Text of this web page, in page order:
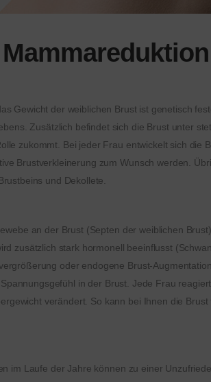
Gewicht der weiblichen Brust ist genetisch
Zusätzlich befindet sich die Brust unter
zukommt. Bei jeder Frau entwickelt sich die
Brustverkleinerung zum Wunsch werden.
und Dekollete.
an der Brust (Septen der weiblichen
zusätzlich stark hormonell beeinflusst
oder endogene Brust-
in der Brust. Jede Frau
verändert. So kann bei Ihnen die
im Laufe der Jahre können zu einer